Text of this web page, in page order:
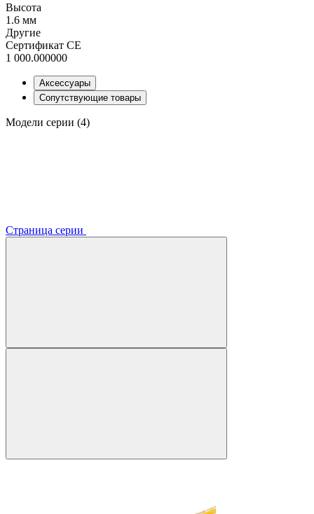
Высота
1.6 мм
Другие
Сертификат CE
1 000.000000
Аксессуары
Сопутствующие товары
Модели серии (4)
Страница серии